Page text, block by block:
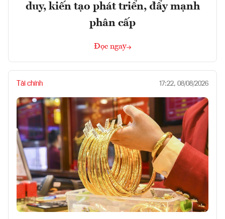
duy, kiến tạo phát triển, đẩy mạnh
phân cấp
Đọc ngay
Tài chính 17:22, 08/08/2026